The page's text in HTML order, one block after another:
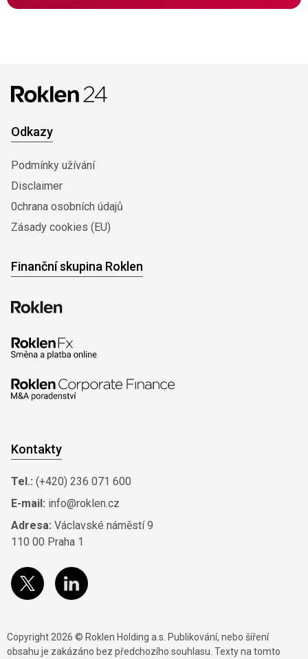
Odkazy
Podmínky užívání
Disclaimer
0chrana osobních údajů
Zásady cookies (EU)
Finanční skupina Roklen
Kontakty
Tel.: (+420) 236 071 600
E-mail: info@roklen.cz
Adresa: Václavské náměstí 9
110 00 Praha 1
Copyright 2026 © Roklen Holding a.s. Publikování, nebo šíření
obsahu je zakázáno bez předchozího souhlasu. Texty na tomto